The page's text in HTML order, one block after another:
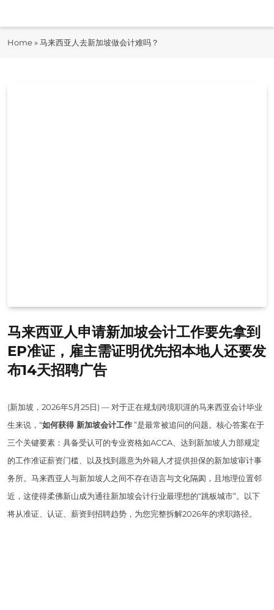
即时快报
Home»马来西亚人去新加坡做会计难吗？
马来西亚人申请新加坡会计工作要先拿到
EP准证，雇主需证明优先招本地人还要发
布14天招聘广告
(新加坡，2026年5月25日) — 对于正在规划跨境职涯的马来西亚会计毕业
生来说，“如何获得 新加坡会计工作 ”是最常被追问的问题。核心答案在于
三个关键要素：具备受认可的专业资格如ACCA、达到新加坡人力部规定
的工作准证薪资门槛、以及找到愿意为外籍人才提供担保的新加坡审计事
务所。马来西亚人与新加坡人之间不存在语言与文化隔阂，且地理位置邻
近，这使得柔佛新山成为通往新加坡会计行业最理想的“跳板城市”。以下
将从准证、认证、薪资到招聘趋势，为您完整拆解2026年的求职路径。